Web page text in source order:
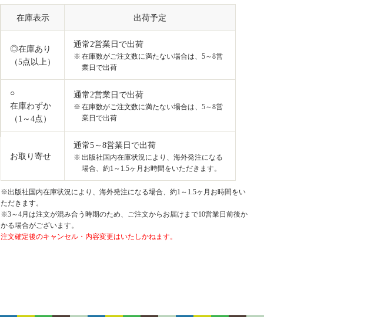
在庫表示 出荷予定
◎在庫あり
（5点以上）
通常2営業日で出荷
在庫数がご注文数に満たない場合は、5～8営
業日で出荷
○
在庫わずか
（1～4点）
通常2営業日で出荷
在庫数がご注文数に満たない場合は、5～8営
業日で出荷
お取り寄せ
通常5～8営業日で出荷
出版社国内在庫状況により、海外発注になる
場合、約1～1.5ヶ月お時間をいただきます。
※出版社国内在庫状況により、海外発注になる場合、約1～1.5ヶ月お時間をい
ただきます。
※3～4月は注文が混み合う時期のため、ご注文からお届けまで10営業日前後か
かる場合がございます。
注文確定後のキャンセル・内容変更はいたしかねます。